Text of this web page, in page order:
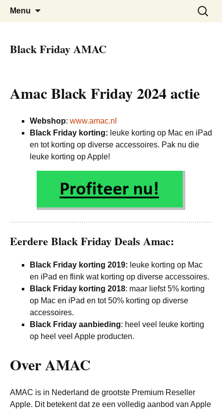
Black Friday Super SALE
De beste kortingen bij elkaar!
Menu
Zoeken
naar:
Black Friday AMAC
Amac Black Friday 2024 actie
Webshop: www.amac.nl
Black Friday korting: leuke korting op Mac en iPad
en tot korting op diverse accessoires. Pak nu die
leuke korting op Apple!
Eerdere Black Friday Deals Amac:
Black Friday korting 2019: leuke korting op Mac
en iPad en flink wat korting op diverse accessoires.
Black Friday korting 2018: maar liefst 5% korting
op Mac en iPad en tot 50% korting op diverse
accessoires.
Black Friday aanbieding: heel veel leuke korting
op heel veel Apple producten.
Over AMAC
AMAC is in Nederland de grootste Premium Reseller
Apple. Dit betekent dat ze een volledig aanbod van Apple